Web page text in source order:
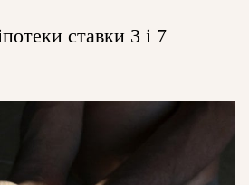
ставки 3 і 7